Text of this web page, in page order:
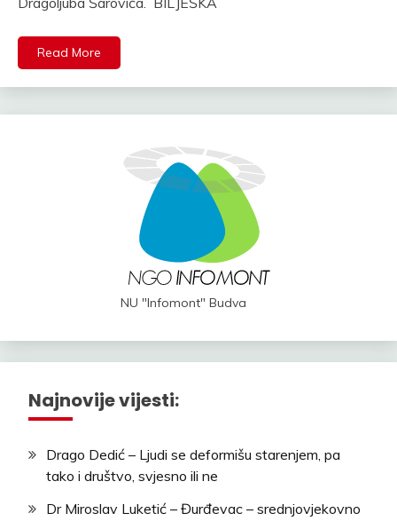
Read More
NU "Infomont" Budva
Najnovije vijesti:
Drago Dedić – Ljudi se deformišu starenjem, pa
tako i društvo, svjesno ili ne
Dr Miroslav Luketić – Đurđevac – srednjovjekovno